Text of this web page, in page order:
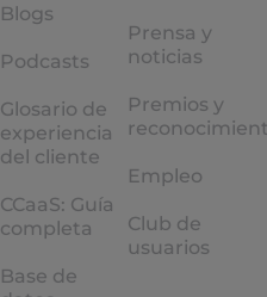
Blogs
Podcasts
Glosario de
experiencia
del cliente
CCaaS: Guía
completa
Base de
Prensa y
noticias
Premios y
Empleo
Club de
usuarios